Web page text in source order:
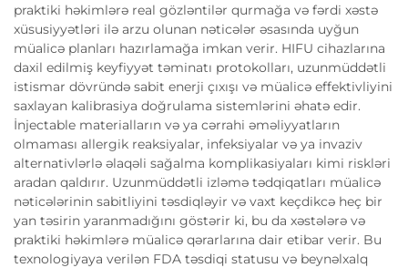
praktiki həkimlərə real gözləntilər qurmağa və fərdi xəstə
xüsusiyyətləri ilə arzu olunan nəticələr əsasında uyğun
müalicə planları hazırlamağa imkan verir. HIFU cihazlarına
daxil edilmiş keyfiyyət təminatı protokolları, uzunmüddətli
istismar dövründə sabit enerji çıxışı və müalicə effektivliyini
saxlayan kalibrasiya doğrulama sistemlərini əhatə edir.
İnjectable materialların və ya cərrahi əməliyyatların
olmaması allergik reaksiyalar, infeksiyalar və ya invaziv
alternativlərlə əlaqəli sağalma komplikasiyaları kimi riskləri
aradan qaldırır. Uzunmüddətli izləmə tədqiqatları müalicə
nəticələrinin sabitliyini təsdiqləyir və vaxt keçdikcə heç bir
yan təsirin yaranmadığını göstərir ki, bu da xəstələrə və
praktiki həkimlərə müalicə qərarlarına dair etibar verir. Bu
texnologiyaya verilən FDA təsdiqi statusu və beynəlxalq